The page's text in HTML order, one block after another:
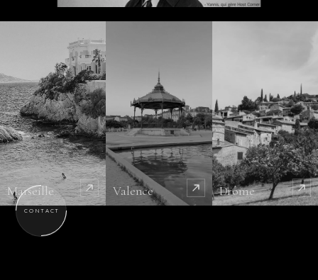
Marseille Valence Drôme
CONTACT